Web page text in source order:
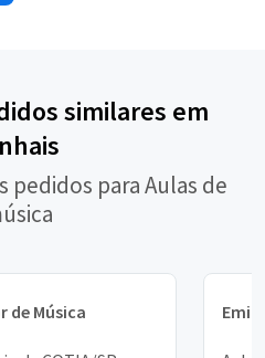
similares em
pedidos para Aulas de
de Música